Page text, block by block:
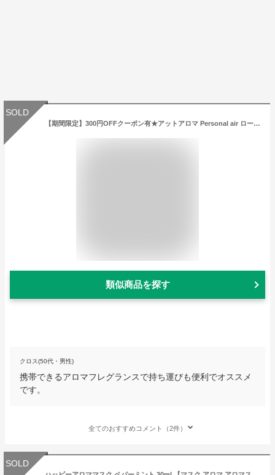
SOLD
【期間限定】300円OFFクーポン有★アットアロマ Personal air ロールオンフレグランス 10ml 専用レザーケース付き パーソナルエアー コンパクト 持ち運び 携帯 アロマ 精油 メール便不可 送料別 あす楽 母の日 プレゼント 母の日 ギフト
類似商品を探す
クロス(50代・男性)
携帯できるアロマフレグランスで持ち運びも便利でオススメ
です。
全てのおすすめコメント（2件）
SOLD